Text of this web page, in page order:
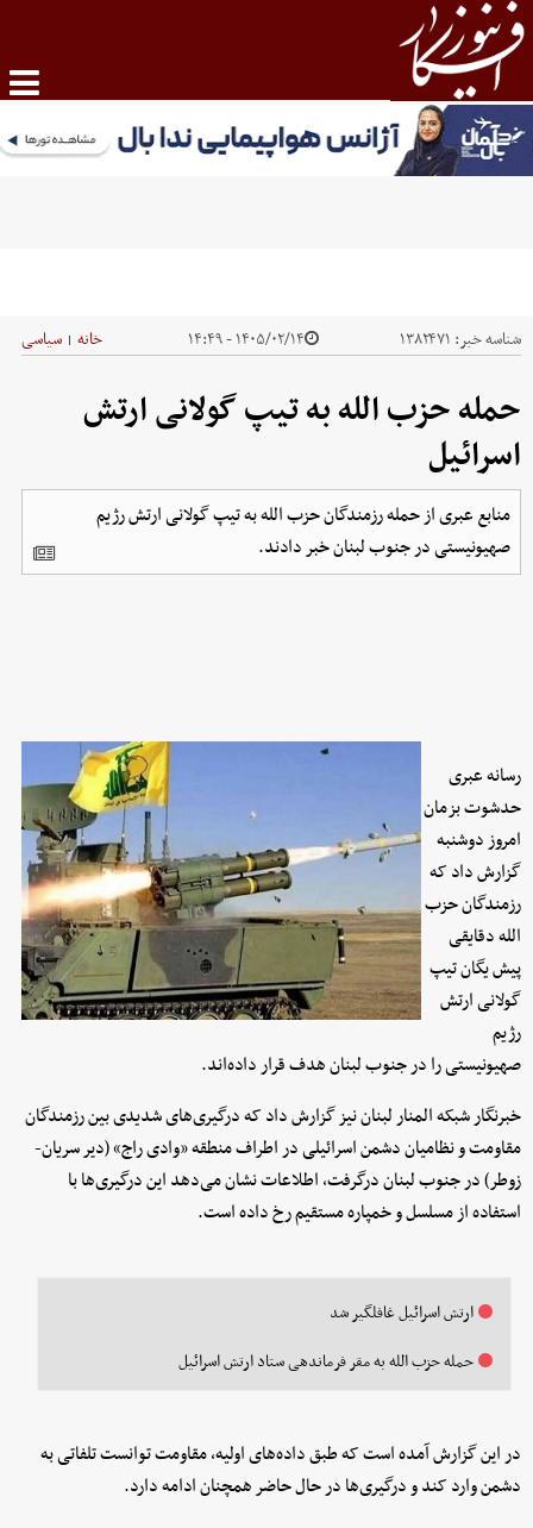
شناسه خبر: ۱۳۸۲۴۷۱ ۱۴۰۵/۰۲/۱۴ - ۱۴:۴۹ خانه | سیاسی
حمله حزب الله به تیپ گولانی ارتش
اسرائیل
منابع عبری از حمله رزمندگان حزب الله به تیپ گولانی ارتش رژیم
صهیونیستی در جنوب لبنان خبر دادند.
رسانه عبری
حدشوت بزمان
امروز دوشنبه
گزارش داد که
رزمندگان حزب
‌الله دقایقی
پیش یگان تیپ
گولانی ارتش
رژیم
صهیونیستی را در جنوب لبنان هدف قرار داده‌اند.
خبرنگار شبکه المنار لبنان نیز گزارش داد که درگیری‌های شدیدی بین رزمندگان
مقاومت و نظامیان دشمن اسرائیلی در اطراف منطقه «وادی راج» (دیر سریان-
زوطر) در جنوب لبنان درگرفت، اطلاعات نشان می‌دهد این درگیری‌ها با
استفاده از مسلسل و خمپاره مستقیم رخ داده است.
ارتش اسرائیل غافلگیر شد
حمله حزب الله به مقر فرماندهی ستاد ارتش اسرائیل
در این گزارش آمده است که طبق داده‌های اولیه، مقاومت توانست تلفاتی به
دشمن وارد کند و درگیری‌ها در حال حاضر همچنان ادامه دارد.